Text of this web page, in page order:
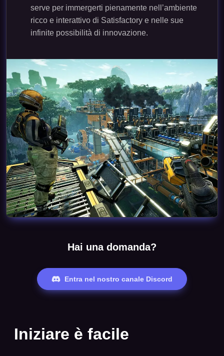
serve per immergerti pienamente nell’ambiente
ricco e interattivo di Satisfactory e nelle sue
infinite possibilità di innovazione.
Hai una domanda?
Entra nel nostro canale Discord
Iniziare è facile